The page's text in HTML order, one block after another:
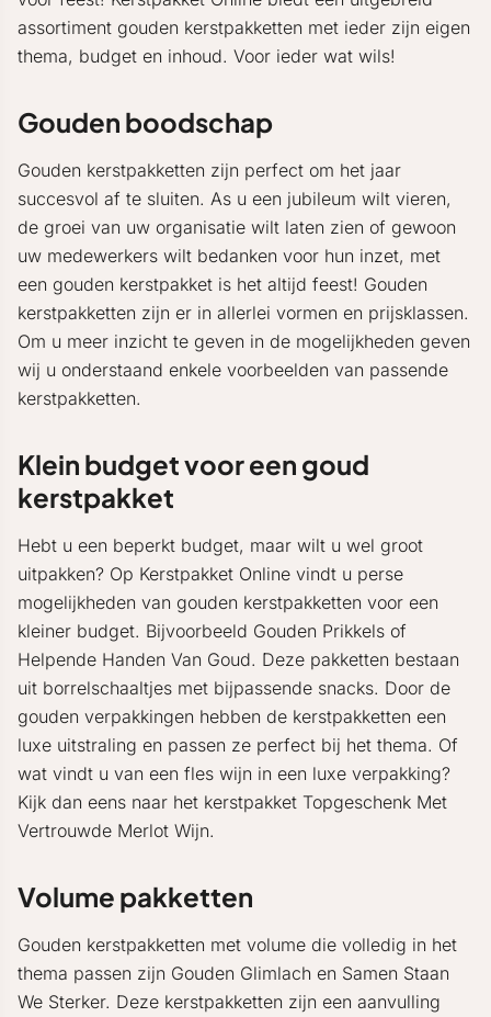
assortiment gouden kerstpakketten met ieder zijn eigen
thema, budget en inhoud. Voor ieder wat wils!
Gouden boodschap
Gouden kerstpakketten zijn perfect om het jaar
succesvol af te sluiten. As u een jubileum wilt vieren,
de groei van uw organisatie wilt laten zien of gewoon
uw medewerkers wilt bedanken voor hun inzet, met
een gouden kerstpakket is het altijd feest! Gouden
kerstpakketten zijn er in allerlei vormen en prijsklassen.
Om u meer inzicht te geven in de mogelijkheden geven
wij u onderstaand enkele voorbeelden van passende
kerstpakketten.
Klein budget voor een goud
kerstpakket
Hebt u een beperkt budget, maar wilt u wel groot
uitpakken? Op Kerstpakket Online vindt u perse
mogelijkheden van gouden kerstpakketten voor een
kleiner budget. Bijvoorbeeld Gouden Prikkels of
Helpende Handen Van Goud. Deze pakketten bestaan
uit borrelschaaltjes met bijpassende snacks. Door de
gouden verpakkingen hebben de kerstpakketten een
luxe uitstraling en passen ze perfect bij het thema. Of
wat vindt u van een fles wijn in een luxe verpakking?
Kijk dan eens naar het kerstpakket Topgeschenk Met
Vertrouwde Merlot Wijn.
Volume pakketten
Gouden kerstpakketten met volume die volledig in het
thema passen zijn Gouden Glimlach en Samen Staan
We Sterker. Deze kerstpakketten zijn een aanvulling